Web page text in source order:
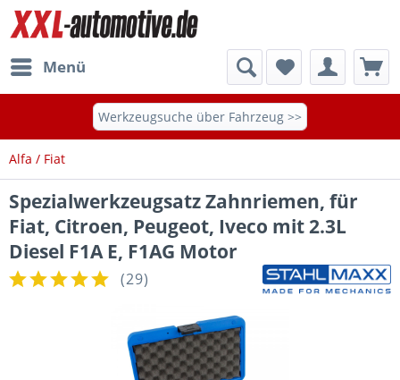
Menü
Werkzeugsuche über Fahrzeug >>
Alfa / Fiat
Spezialwerkzeugsatz Zahnriemen, für
Fiat, Citroen, Peugeot, Iveco mit 2.3L
Diesel F1A E, F1AG Motor
(29)